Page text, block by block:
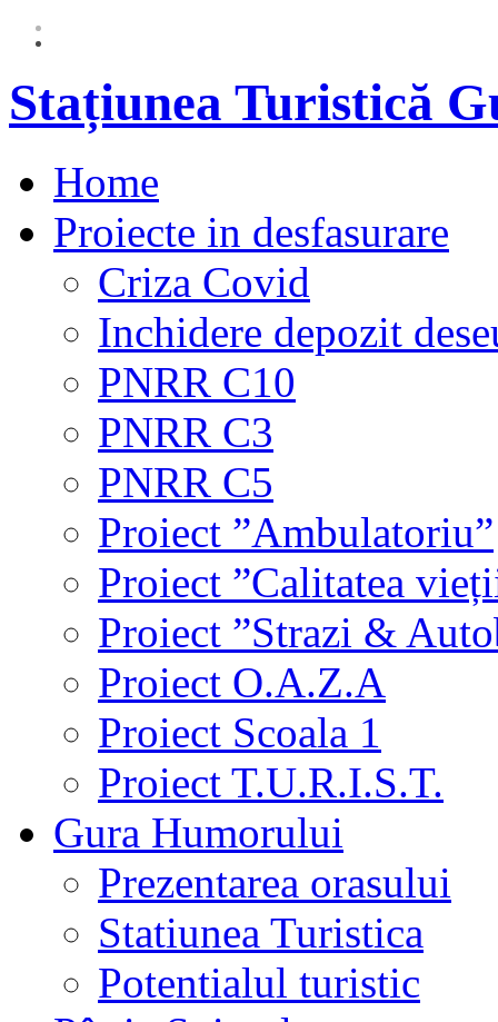
Stațiunea Turistică
Home
Proiecte in desfasurare
Criza Covid
Inchidere depozit
PNRR C10
PNRR C3
PNRR C5
Proiect ”Ambulatoriu”
Proiect ”Calitatea
Proiect ”Strazi &
Proiect O.A.Z.A
Proiect Scoala 1
Proiect T.U.R.I.S.T.
Gura Humorului
Prezentarea orasului
Statiunea Turistica
Potentialul turistic